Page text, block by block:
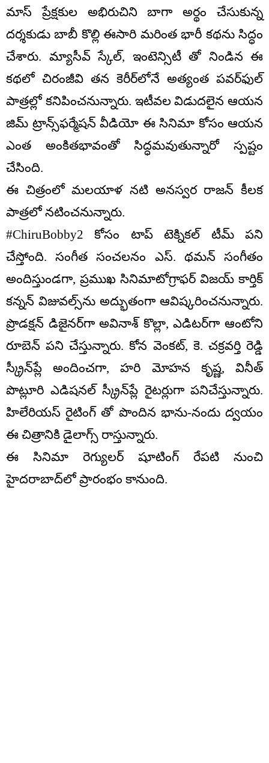
మాస్ ప్రేక్షకుల అభిరుచిని బాగా అర్థం చేసుకున్న
దర్శకుడు బాబీ కొల్లి ఈసారి మరింత భారీ కథను సిద్ధం
చేశారు. మ్యాసీవ్ స్కేల్, ఇంటెన్సిటీ తో నిండిన ఈ
కథలో చిరంజీవి తన కెరీర్‌లోనే అత్యంత పవర్‌ఫుల్
పాత్రల్లో కనిపించనున్నారు. ఇటీవల విడుదలైన ఆయన
జిమ్ ట్రాన్స్‌ఫర్మేషన్ వీడియో ఈ సినిమా కోసం ఆయన
ఎంత అంకితభావంతో సిద్ధమవుతున్నారో స్పష్టం
చేసింది.
ఈ చిత్రంలో మలయాళ నటి అనస్వర రాజన్ కీలక
పాత్రలో నటించనున్నారు.
#ChiruBobby2 కోసం టాప్ టెక్నికల్ టీమ్ పని
చేస్తోంది. సంగీత సంచలనం ఎస్. థమన్ సంగీతం
అందిస్తుండగా, ప్రముఖ సినిమాటోగ్రాఫర్ విజయ్ కార్తిక్
కన్నన్ విజువల్స్‌ను అద్భుతంగా ఆవిష్కరించనున్నారు.
ప్రొడక్షన్ డిజైనర్‌గా అవినాశ్ కొల్లా, ఎడిటర్‌గా ఆంటోని
రూబెన్ పని చేస్తున్నారు. కోన వెంకట్, కె. చక్రవర్తి రెడ్డి
స్క్రీన్‌ప్లే అందించగా, హరి మోహన కృష్ణ, వినీత్
పొట్లూరి ఎడిషనల్ స్క్రీన్‌ప్లే రైటర్లుగా పనిచేస్తున్నారు.
హిలేరియస్ రైటింగ్ తో పొందిన భాను-నందు ద్వయం
ఈ చిత్రానికి డైలాగ్స్ రాస్తున్నారు.
ఈ సినిమా రెగ్యులర్ షూటింగ్ రేపటి నుంచి
హైదరాబాద్‌లో ప్రారంభం కానుంది.